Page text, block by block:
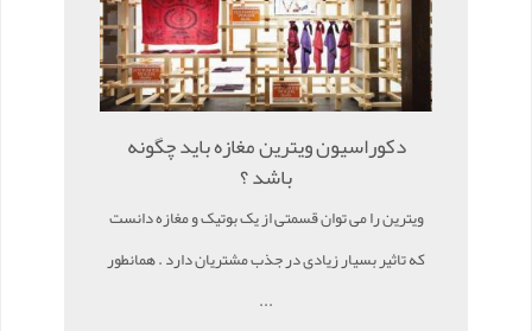
دکوراسیون ویترین مغازه باید چگونه
باشد ؟
ویترین را می توان قسمتی از یک بوتیک و مغازه دانست
که تاثیر بسیار زیادی در جذب مشتریان دارد . همانطور
...